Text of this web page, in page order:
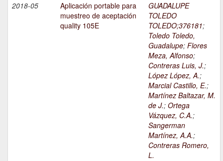
2018-05
Aplicación portable para
muestreo de aceptación
quality 105E
GUADALUPE
TOLEDO
TOLEDO;376181;
Toledo Toledo,
Guadalupe; Flores
Meza, Alfonso;
Contreras Luis, J.;
López López, A.;
Marcial Castillo, E.;
Martínez Baltazar, M.
de J.; Ortega
Vázquez, C.A.;
Sangerman
Martínez, A.A.;
Contreras Romero,
L.